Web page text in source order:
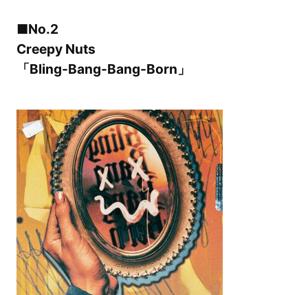
■No.2
Creepy Nuts
「Bling-Bang-Bang-Born」